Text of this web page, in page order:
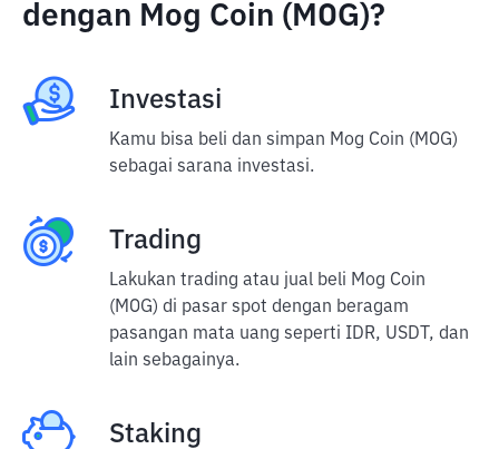
dengan Mog Coin (MOG)?
Investasi
Kamu bisa beli dan simpan Mog Coin (MOG)
sebagai sarana investasi.
Trading
Lakukan trading atau jual beli Mog Coin
(MOG) di pasar spot dengan beragam
pasangan mata uang seperti IDR, USDT, dan
lain sebagainya.
Staking